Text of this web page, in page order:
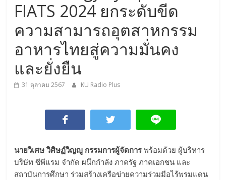
FIATS 2024 ยกระดับขีด
ความสามารถอุตสาหกรรม
อาหารไทยสู่ความมั่นคง
และยั่งยืน
31 ตุลาคม 2567 KU Radio Plus
นายวิเศษ วิศิษฏ์วิญญู กรรมการผู้จัดการพร้อมด้วย ผู้บริหาร
บริษัท ซีพีแรม จำกัด ผนึกกำลัง ภาครัฐ ภาคเอกชน และ
สถาบันการศึกษา ร่วมสร้างเครือข่ายความร่วมมือไร้พรมแดน